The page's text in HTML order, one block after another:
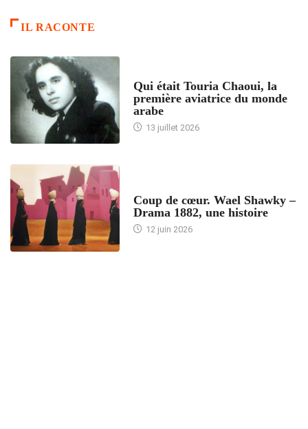
IL RACONTE
Qui était Touria Chaoui, la
première aviatrice du monde
arabe
13 juillet 2026
Coup de cœur. Wael Shawky –
Drama 1882, une histoire
12 juin 2026